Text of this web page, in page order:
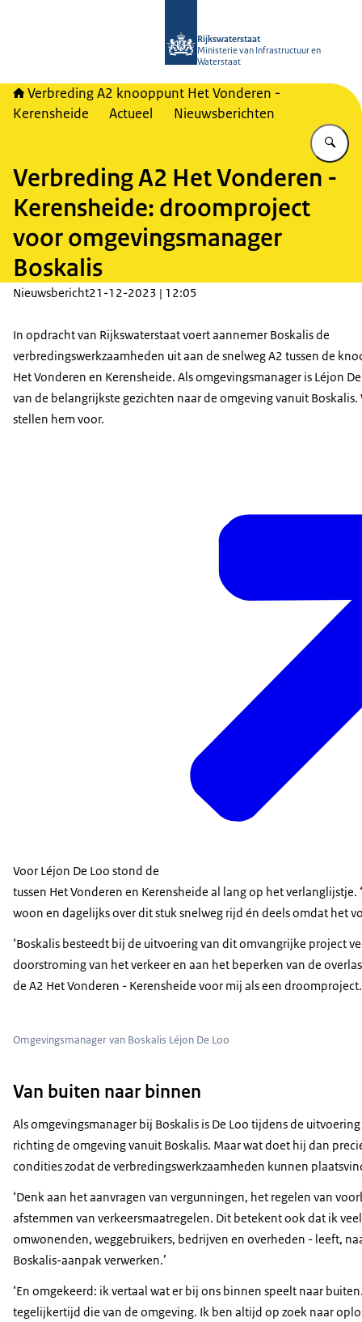
Rijkswaterstaat
Ministerie van Infrastructuur en
Waterstaat
Verbreding A2 knooppunt Het Vonderen -
Kerensheide
Actueel Nieuwsberichten
Verbreding A2 Het Vonderen -
Kerensheide: droomproject
voor omgevingsmanager
Boskalis
Nieuwsbericht21-12-2023 | 12:05
In opdracht van Rijkswaterstaat voert aannemer Boskalis de
verbredingswerkzaamheden uit aan de snelweg A2 tussen de
Het Vonderen en Kerensheide. Als omgevingsmanager is Léjon
van de belangrijkste gezichten naar de omgeving vanuit Boskalis.
stellen hem voor.
Voor Léjon De Loo stond de
tussen Het Vonderen en Kerensheide al lang op het
woon en dagelijks over dit stuk snelweg rijd én deels omdat het
‘Boskalis besteedt bij de uitvoering van dit omvangrijke project
doorstroming van het verkeer en aan het beperken van de
de A2 Het Vonderen - Kerensheide voor mij als een
Omgevingsmanager van Boskalis Léjon De Loo
Van buiten naar binnen
Als omgevingsmanager bij Boskalis is De Loo tijdens de
richting de omgeving vanuit Boskalis. Maar wat doet hij dan
condities zodat de verbredingswerkzaamheden kunnen
‘Denk aan het aanvragen van vergunningen, het regelen van
afstemmen van verkeersmaatregelen. Dit betekent ook dat ik
omwonenden, weggebruikers, bedrijven en overheden - leeft,
Boskalis-aanpak verwerken.’
‘En omgekeerd: ik vertaal wat er bij ons binnen speelt naar
tegelijkertijd die van de omgeving. Ik ben altijd op zoek naar